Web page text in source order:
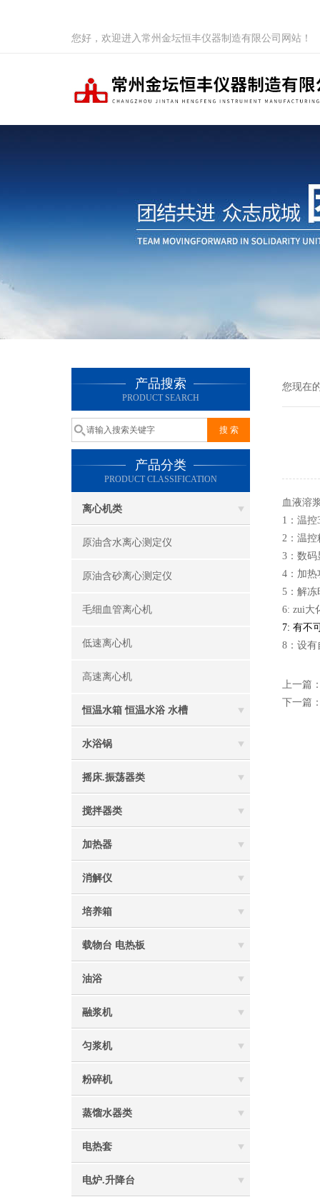
您好，欢迎进入常州金坛恒丰仪器制造有限公司网站！
产品搜索
PRODUCT SEARCH
产品分类
PRODUCT CLASSIFICATION
离心机类
原油含水离心测定仪
原油含砂离心测定仪
毛细血管离心机
低速离心机
高速离心机
恒温水箱 恒温水浴 水槽
水浴锅
摇床.振荡器类
搅拌器类
加热器
消解仪
培养箱
载物台 电热板
油浴
融浆机
匀浆机
粉碎机
蒸馏水器类
电热套
电炉.升降台
您现在
血液溶
1：温
2：温
3：数码
4：加热
5：解冻
6: zui大
7: 有不
8：设有
上一篇
下一篇